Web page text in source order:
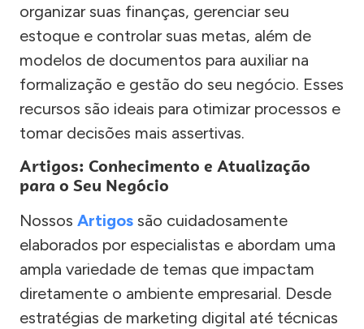
organizar suas finanças, gerenciar seu
estoque e controlar suas metas, além de
modelos de documentos para auxiliar na
formalização e gestão do seu negócio. Esses
recursos são ideais para otimizar processos e
tomar decisões mais assertivas.
Artigos: Conhecimento e Atualização
para o Seu Negócio
Nossos Artigos são cuidadosamente
elaborados por especialistas e abordam uma
ampla variedade de temas que impactam
diretamente o ambiente empresarial. Desde
estratégias de marketing digital até técnicas